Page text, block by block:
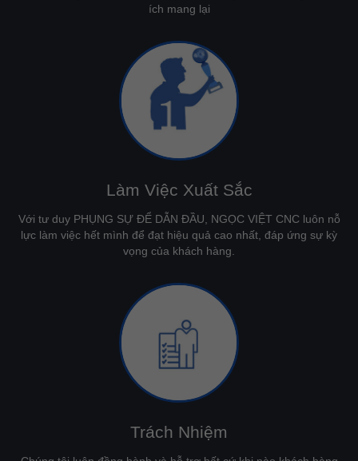
ích mang lại
Làm Việc Xuất Sắc
Với tư duy PHỤNG SỰ ĐỂ DẪN ĐẦU, NGỌC VIỆT CNC luôn nỗ
lực làm việc hết mình để đạt hiệu quả cao nhất, đáp ứng sự kỳ
vọng của khách hàng.
Trách Nhiệm